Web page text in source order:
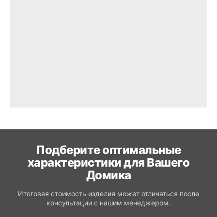
Подберите оптимальные
характеристики для Вашего
Домика
Итоговая стоимость изделия может отличаться после
консультации с нашим менеджером.